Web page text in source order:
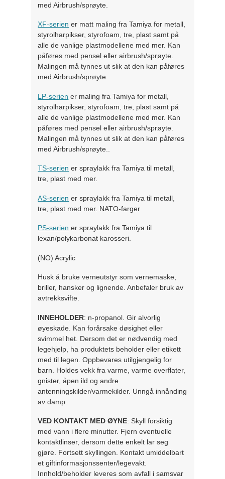
med Airbrush/sprøyte.
XF-serien er matt maling fra Tamiya for metall,
styrolharpikser, styrofoam, tre, plast samt på
alle de vanlige plastmodellene med mer. Kan
påføres med pensel eller airbrush/sprøyte.
Malingen må tynnes ut slik at den kan påføres
med Airbrush/sprøyte.
LP-serien er maling fra Tamiya for metall,
styrolharpikser, styrofoam, tre, plast samt på
alle de vanlige plastmodellene med mer. Kan
påføres med pensel eller airbrush/sprøyte.
Malingen må tynnes ut slik at den kan påføres
med Airbrush/sprøyte..
TS-serien er spraylakk fra Tamiya til metall,
tre, plast med mer.
AS-serien er spraylakk fra Tamiya til metall,
tre, plast med mer. NATO-farger
PS-serien er spraylakk fra Tamiya til
lexan/polykarbonat karosseri.
(NO) Acrylic
Husk å bruke verneutstyr som vernemaske,
briller, hansker og lignende. Anbefaler bruk av
avtrekksvifte.
INNEHOLDER: n-propanol. Gir alvorlig
øyeskade. Kan forårsake døsighet eller
svimmel het. Dersom det er nødvendig med
legehjelp, ha produktets beholder eller etikett
med til legen. Oppbevares utilgjengelig for
barn. Holdes vekk fra varme, varme overflater,
gnister, åpen ild og andre
antenningskilder/varmekilder. Unngå innånding
av damp.
VED KONTAKT MED ØYNE: Skyll forsiktig
med vann i flere minutter. Fjern eventuelle
kontaktlinser, dersom dette enkelt lar seg
gjøre. Fortsett skyllingen. Kontakt umiddelbart
et giftinformasjonssenter/legevakt.
Innhold/beholder leveres som avfall i samsvar